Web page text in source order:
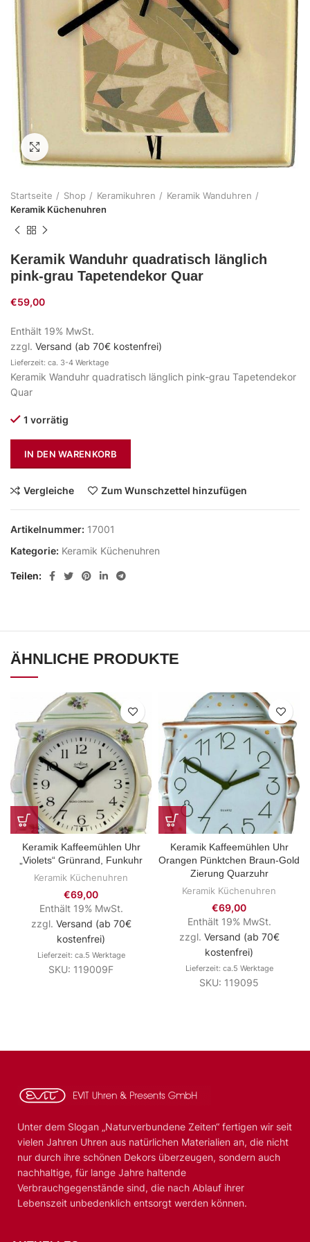
Zum Vergrößern klicken
Startseite Shop Keramikuhren
Keramik Wanduhren
Keramik Küchenuhren
Keramik Wanduhr quadratisch länglich
pink-grau Tapetendekor Quar
€59,00
Enthält 19% MwSt.
zzgl. Versand (ab 70€ kostenfrei)
Lieferzeit: ca. 3-4 Werktage
Keramik Wanduhr quadratisch länglich pink-grau Tapetendekor
Quar
1 vorrätig
IN DEN WARENKORB
Vergleiche Zum Wunschzettel hinzufügen
Artikelnummer: 17001
Kategorie: Keramik Küchenuhren
Teilen
ÄHNLICHE PRODUKTE
Keramik Kaffeemühlen Uhr
„Violets“ Grünrand, Funkuhr
Keramik Küchenuhren
€69,00
Enthält 19% MwSt.
zzgl. Versand (ab 70€
kostenfrei)
Lieferzeit: ca.5 Werktage
SKU: 119009F
Keramik Kaffeemühlen Uhr
Orangen Pünktchen Braun-Gold
Zierung Quarzuhr
Keramik Küchenuhren
€69,00
Enthält 19% MwSt.
zzgl. Versand (ab 70€
kostenfrei)
Lieferzeit: ca.5 Werktage
SKU: 119095
Unter dem Slogan „Naturverbundene Zeiten“ fertigen wir seit
vielen Jahren Uhren aus natürlichen Materialien an, die nicht
nur durch ihre schönen Dekors überzeugen, sondern auch
nachhaltige, für lange Jahre haltende
Verbrauchgegenstände sind, die nach Ablauf ihrer
Lebenszeit unbedenklich entsorgt werden können.